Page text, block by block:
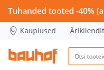
KONSTRUKTSIOONIKRUVI
Tuhanded tooted -40%
Kauplused